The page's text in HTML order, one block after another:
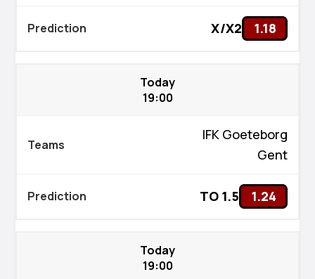
X/X2 1.18
Today
19:00
IFK Goeteborg
Gent
TO 1.5 1.24
Today
19:00